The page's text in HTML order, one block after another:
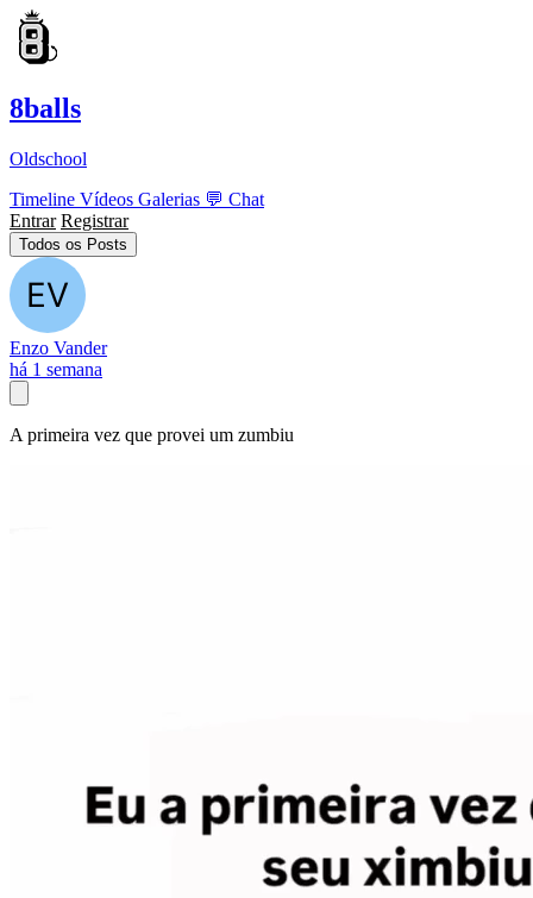
8balls
Oldschool
Timeline Vídeos Galerias 💬 Chat
Entrar Registrar
Todos os Posts
Enzo Vander
há 1 semana
A primeira vez que provei um zumbiu